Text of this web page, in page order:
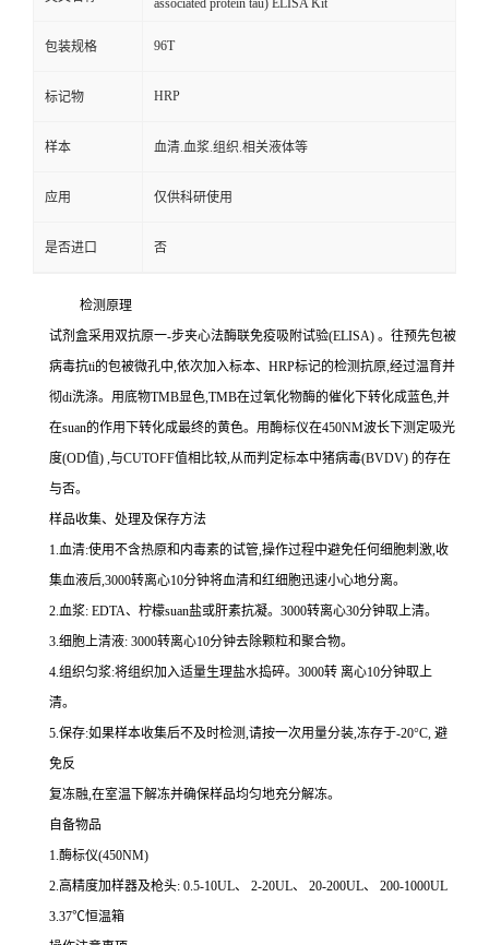
associated protein tau) ELISA Kit
包装规格 96T
标记物 HRP
样本 血清.血浆.组织.相关液体等
应用 仅供科研使用
是否进口 否
检测原理
试剂盒采用双抗原一-步夹心法酶联免疫吸附试验(ELISA) 。往预先包被
病毒抗ti的包被微孔中,依次加入标本、 HRP标记的检测抗原,经过温育并
彻di洗涤。用底物TMB显色,TMB在过氧化物酶的催化下转化成蓝色,并
在suan的作用下转化成最终的黄色。用酶标仪在450NM波长下测定吸光
度(OD值) ,与CUTOFF值相比较,从而判定标本中猪病毒(BVDV) 的存在
与否。
样品收集、处理及保存方法
1.血清:使用不含热原和内毒素的试管,操作过程中避免任何细胞刺激,收
集血液后,3000转离心10分钟将血清和红细胞迅速小心地分离。
2.血浆: EDTA、柠檬suan盐或肝素抗凝。 3000转离心30分钟取上清。
3.细胞上清液: 3000转离心10分钟去除颗粒和聚合物。
4.组织匀浆:将组织加入适量生理盐水捣碎。 3000转 离心10分钟取上
清。
5.保存:如果样本收集后不及时检测,请按一次用量分装,冻存于-20°C, 避
免反
复冻融,在室温下解冻并确保样品均匀地充分解冻。
自备物品
1.酶标仪(450NM)
2.高精度加样器及枪头: 0.5-10UL、 2-20UL、 20-200UL、 200-1000UL
3.37℃恒温箱